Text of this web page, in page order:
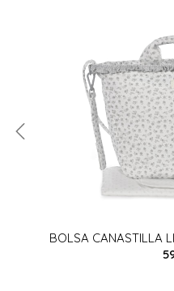
BOLSA CANASTILLA